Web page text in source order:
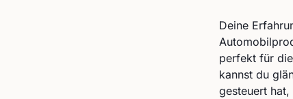
Deine
perfekt für
kannst du
gesteuert